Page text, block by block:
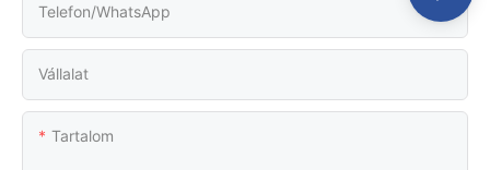
Telefon/WhatsApp
Vállalat
Tartalom